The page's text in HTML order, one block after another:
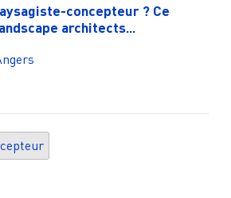
concepteur ? Ce
architects...